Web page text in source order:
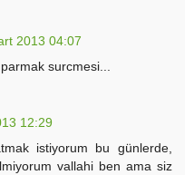
2013 04:07
surcmesi...
12:29
istiyorum bu günlerde,
vallahi ben ama siz